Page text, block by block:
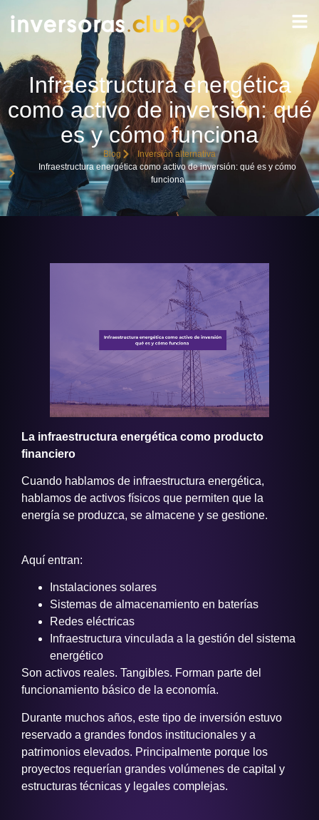
Infraestructura energética
como activo de inversión: qué
es y cómo funciona
Blog
Inversión alternativa
Infraestructura energética como activo de inversión: qué es y cómo
funciona
La infraestructura energética como producto
financiero
Cuando hablamos de infraestructura energética,
hablamos de activos físicos que permiten que la
energía se produzca, se almacene y se gestione.
Aquí entran:
Instalaciones solares
Sistemas de almacenamiento en baterías
Redes eléctricas
Infraestructura vinculada a la gestión del sistema
energético
Son activos reales. Tangibles. Forman parte del
funcionamiento básico de la economía.
Durante muchos años, este tipo de inversión estuvo
reservado a grandes fondos institucionales y a
patrimonios elevados. Principalmente porque los
proyectos requerían grandes volúmenes de capital y
estructuras técnicas y legales complejas.